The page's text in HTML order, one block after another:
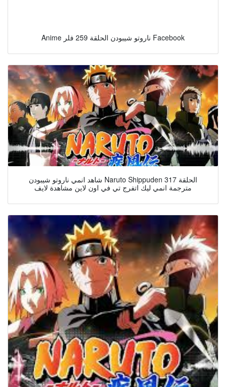
Anime ناروتو شيبودن الحلقة 259 فلر Facebook
شاهد انمي ناروتو شيبودن Naruto Shippuden الحلقة 317
مترجمة انمي ليك اتفرج تي في اون لاين مشاهدة لايف